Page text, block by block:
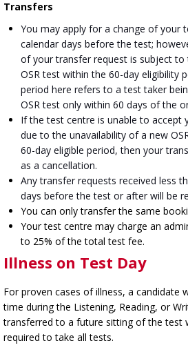
Transfers
You may apply for a change of your
calendar days before the test;
of your transfer request is subject to
OSR test within the 60-day eligibility
period here refers to a test taker
OSR test only within 60 days of the
If the test centre is unable to accept
due to the unavailability of a new
60-day eligible period, then your
as a cancellation.
Any transfer requests received less
days before the test or after will be
You can only transfer the same
Your test centre may charge an
to 25% of the total test fee.
Illness on Test Day
For proven cases of illness, a candidate
time during the Listening, Reading, or
transferred to a future sitting of the test
required to take all tests.